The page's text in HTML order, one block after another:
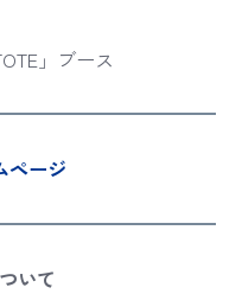
」ブース
ページ
いて